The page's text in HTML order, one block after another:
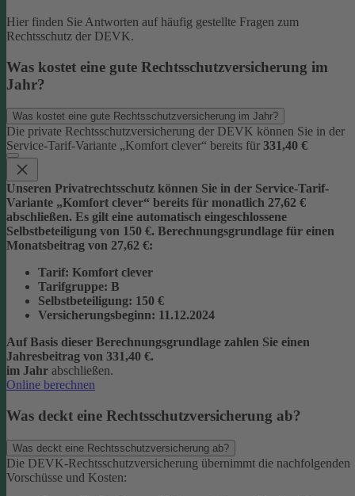
Hier finden Sie Antworten auf häufig gestellte Fragen zum
Rechtsschutz der DEVK.
Was kostet eine gute Rechtsschutzversicherung im
Jahr?
Was kostet eine gute Rechtsschutzversicherung im Jahr?
Die private Rechtsschutzversicherung der DEVK können Sie in der
Service-Tarif-Variante „Komfort clever“ bereits für 331,40 €
Unseren Privatrechtsschutz können Sie in der Service-Tarif-
Variante „Komfort clever“ bereits für monatlich 27,62 €
abschließen. Es gilt eine automatisch eingeschlossene
Selbstbeteiligung von 150 €. Berechnungsgrundlage für einen
Monatsbeitrag von 27,62 €:
Tarif: Komfort clever
Tarifgruppe: B
Selbstbeteiligung: 150 €
Versicherungsbeginn: 11.12.2024
Auf Basis dieser Berechnungsgrundlage zahlen Sie einen
Jahresbeitrag von 331,40 €.
im Jahr abschließen.
Online berechnen
Was deckt eine Rechtsschutzversicherung ab?
Was deckt eine Rechtsschutzversicherung ab?
Die DEVK-Rechtsschutzversicherung übernimmt die nachfolgenden
Vorschüsse und Kosten: